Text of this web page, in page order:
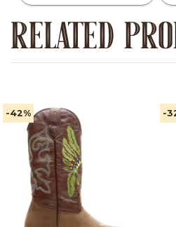
RELATED
-42% -